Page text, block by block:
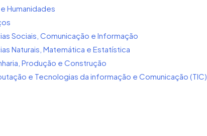
Humanidades
Sociais, Comunicação e Informação
Naturais, Matemática e Estatística
Produção e Construção
e Tecnologias da informação e Comunicação (TIC)